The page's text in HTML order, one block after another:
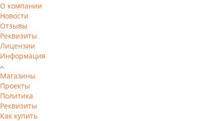
О компании
Новости
Отзывы
Реквизиты
Лицензии
Информация
Магазины
Проекты
Политика
Реквизиты
Как купить